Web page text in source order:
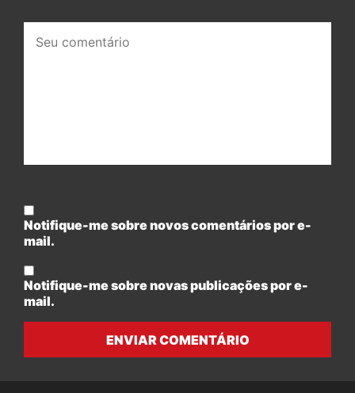
comentário:
Notifique-me sobre novos comentários por e-
mail.
Notifique-me sobre novas publicações por e-
mail.
ENVIAR COMENTÁRIO